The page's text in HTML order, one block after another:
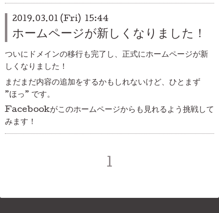
2019.03.01 (Fri) 15:44
ホームページが新しくなりました！
ついにドメインの移行も完了し、正式にホームページが新
しくなりました！
まだまだ内容の追加をするかもしれないけど、ひとまず
”ほっ” です。
Facebookがこのホームページからも見れるよう挑戦して
みます！
1